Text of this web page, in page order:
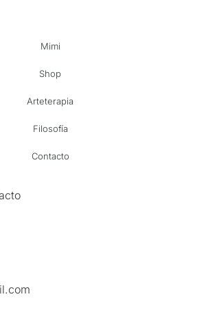
Mimi
Shop
Arteterapia
Filosofía
Contacto